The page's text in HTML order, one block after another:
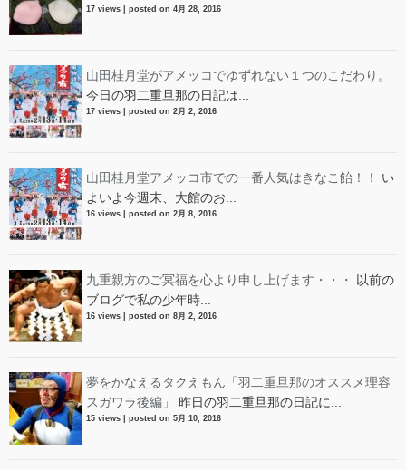
17 views posted on 4月 28, 2016
山田桂月堂がアメッコでゆずれない１つのこだわり。
今日の羽二重旦那の日記は...
17 views posted on 2月 2, 2016
山田桂月堂アメッコ市での一番人気はきなこ飴！！
い
よいよ今週末、大館のお...
16 views posted on 2月 8, 2016
九重親方のご冥福を心より申し上げます・・・
以前の
ブログで私の少年時...
16 views posted on 8月 2, 2016
夢をかなえるタクえもん「羽二重旦那のオススメ理容
スガワラ後編」
昨日の羽二重旦那の日記に...
15 views posted on 5月 10, 2016